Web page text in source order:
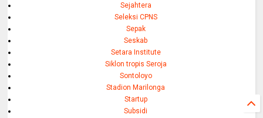
Sejahtera
Seleksi CPNS
Sepak
Seskab
Setara Institute
Siklon tropis Seroja
Sontoloyo
Stadion Marilonga
Startup
Subsidi